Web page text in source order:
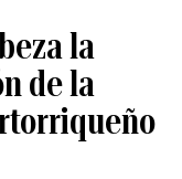
la
de la